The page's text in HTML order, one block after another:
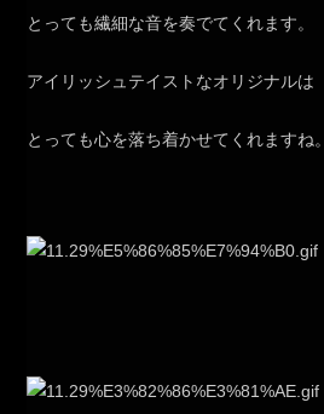
とっても繊細な音を奏でてくれます。
アイリッシュテイストなオリジナルは
とっても心を落ち着かせてくれますね。